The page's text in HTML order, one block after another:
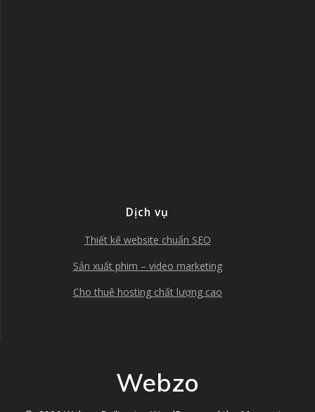
Dịch vụ
Thiết kế website chuẩn SEO
Sản xuất phim – video marketing
Cho thuê hosting chất lượng cao
Webzo